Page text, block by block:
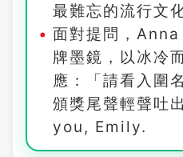
最難忘的流行文
面對提問，
牌墨鏡，以冰冷
應：「請看入圍
頒獎尾聲輕聲吐
you, Emily.